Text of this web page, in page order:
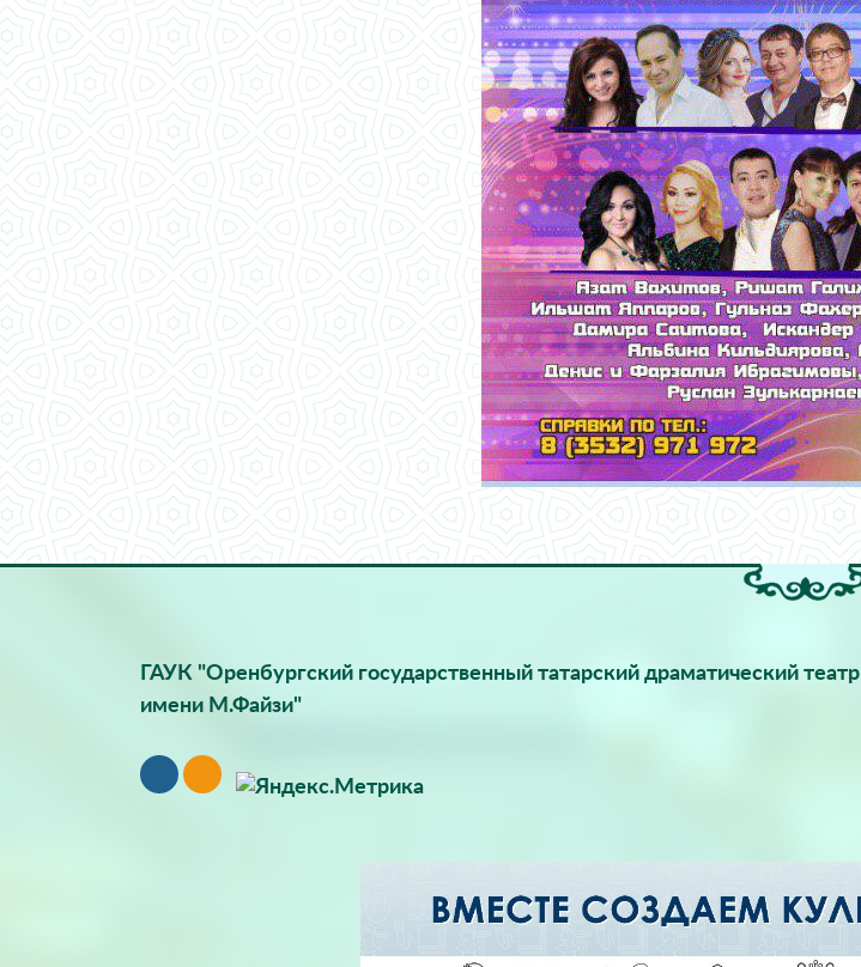
ГАУК "Оренбургский государственный татарский драматический театр
имени М.Файзи"